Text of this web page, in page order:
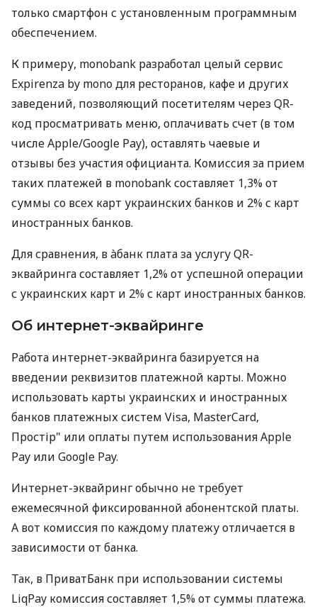
только смартфон с установленным программным
обеспечением.
К примеру, monobank разработал целый сервис
Expirenza by mono для ресторанов, кафе и других
заведений, позволяющий посетителям через QR-
код просматривать меню, оплачивать счет (в том
числе Apple/Google Pay), оставлять чаевые и
отзывы без участия официанта. Комиссия за прием
таких платежей в monobank составляет 1,3% от
суммы со всех карт украинских банков и 2% с карт
иностранных банков.
Для сравнения, в àбанк плата за услугу QR-
эквайринга составляет 1,2% от успешной операции
с украинских карт и 2% с карт иностранных банков.
Об интернет-эквайринге
Работа интернет-эквайринга базируется на
введении реквизитов платежной карты. Можно
использовать карты украинских и иностранных
банков платежных систем Visa, MasterCard,
Простір" или оплаты путем использования Apple
Pay или Google Pay.
Интернет-эквайринг обычно не требует
ежемесячной фиксированной абонентской платы.
А вот комиссия по каждому платежу отличается в
зависимости от банка.
Так, в ПриватБанк при использовании системы
LiqPay комиссия составляет 1,5% от суммы платежа.